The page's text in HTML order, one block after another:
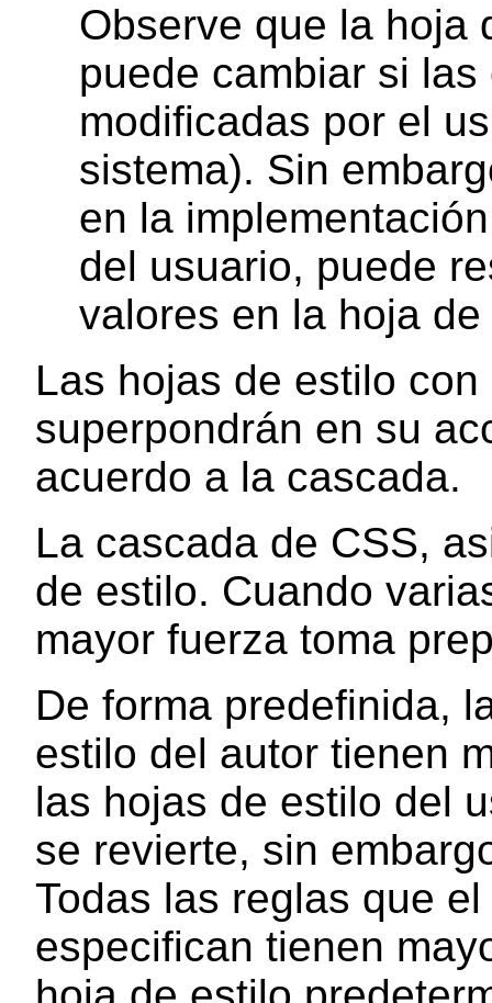
Observe que la hoja
puede cambiar si
modificadas por el
sistema). Sin
en la
del usuario, puede
valores en la hoja
Las hojas de estilo
superpondrán en su
acuerdo a la cascada.
La cascada de CSS,
de estilo. Cuando
mayor fuerza toma
De forma predefinida,
estilo del autor tienen
las hojas de estilo del
se revierte, sin
Todas las reglas que
especifican tienen